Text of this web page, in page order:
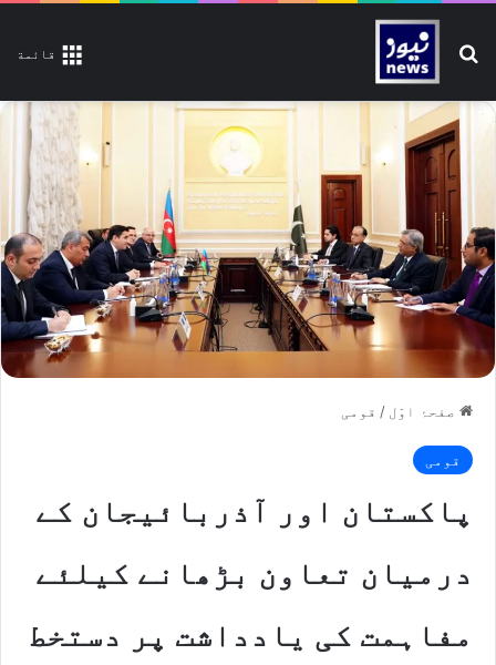
قائمة تلاش کیجیے
صفحۂ اوّل / قومی
قومی
پاکستان اور آذربائیجان کے
درمیان تعاون بڑھانے کیلئے
مفاہمت کی یادداشت پر دستخط